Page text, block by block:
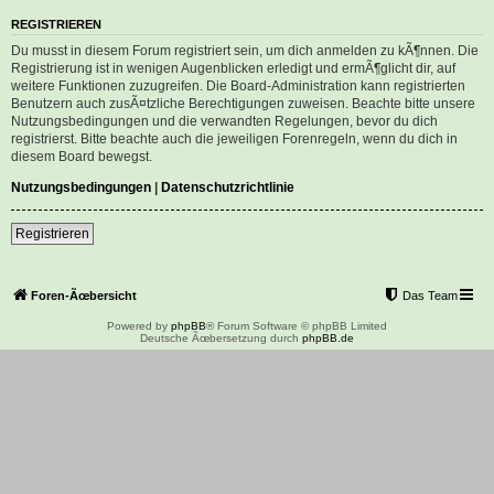
REGISTRIEREN
Du musst in diesem Forum registriert sein, um dich anmelden zu kÃ¶nnen. Die
Registrierung ist in wenigen Augenblicken erledigt und ermÃ¶glicht dir, auf
weitere Funktionen zuzugreifen. Die Board-Administration kann registrierten
Benutzern auch zusÃ¤tzliche Berechtigungen zuweisen. Beachte bitte unsere
Nutzungsbedingungen und die verwandten Regelungen, bevor du dich
registrierst. Bitte beachte auch die jeweiligen Forenregeln, wenn du dich in
diesem Board bewegst.
Nutzungsbedingungen | Datenschutzrichtlinie
Registrieren
Foren-Ãœbersicht Das Team
Powered by phpBB® Forum Software © phpBB Limited
Deutsche Ãœbersetzung durch phpBB.de